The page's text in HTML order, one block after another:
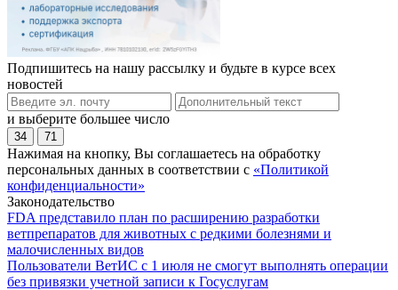
Подпишитесь на нашу рассылку и будьте в курсе всех
новостей
и выберите большее число
34 71
Нажимая на кнопку, Вы соглашаетесь на обработку
персональных данных в соответствии с «Политикой
конфиденциальности»
Законодательство
FDA представило план по расширению разработки
ветпрепаратов для животных с редкими болезнями и
малочисленных видов
Пользователи ВетИС с 1 июля не смогут выполнять операции
без привязки учетной записи к Госуслугам